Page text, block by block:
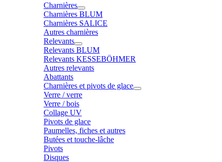
Charnières
Charnières BLUM
Charnières SALICE
Autres charnières
Relevants
Relevants BLUM
Relevants KESSEBÖHMER
Autres relevants
Abattants
Charnières et pivots de glace
Verre / verre
Verre / bois
Collage UV
Pivots de glace
Paumelles, fiches et autres
Butées et touche-lâche
Pivots
Disques